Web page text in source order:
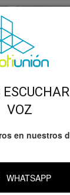
VERANO:
VOZ
en nuestros
WHATSAPP